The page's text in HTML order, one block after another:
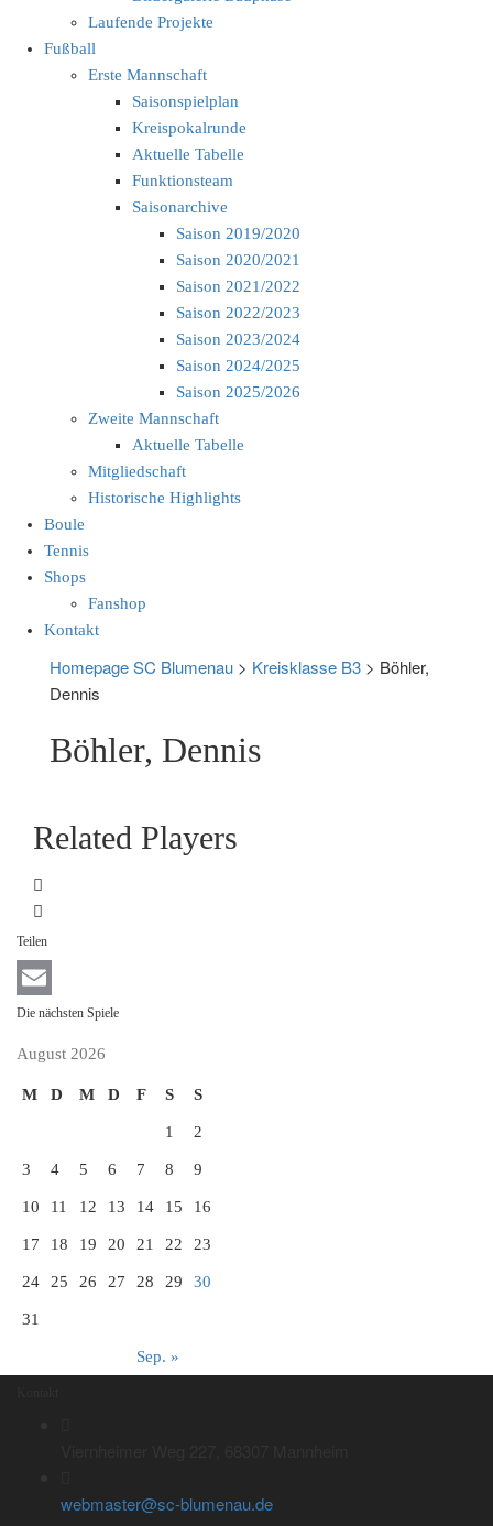
Laufende Projekte
Fußball
Erste Mannschaft
Saisonspielplan
Kreispokalrunde
Aktuelle Tabelle
Funktionsteam
Saisonarchive
Saison 2019/2020
Saison 2020/2021
Saison 2021/2022
Saison 2022/2023
Saison 2023/2024
Saison 2024/2025
Saison 2025/2026
Zweite Mannschaft
Aktuelle Tabelle
Mitgliedschaft
Historische Highlights
Boule
Tennis
Shops
Fanshop
Kontakt
Homepage SC Blumenau > Kreisklasse B3 > Böhler,
Dennis
Böhler, Dennis
Related Players
Teilen
Email
Die nächsten Spiele
August 2026
M D M D F S S
Sep. »
1 2
3 4 5 6 7 8 9
10 11 12 13 14 15 16
17 18 19 20 21 22 23
24 25 26 27 28 29 30
31
webmaster@sc-blumenau.de